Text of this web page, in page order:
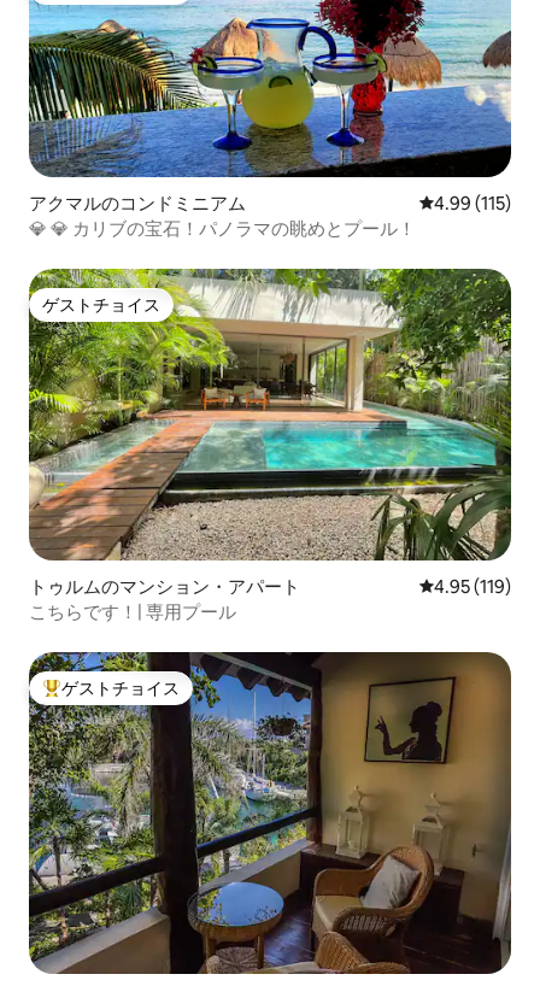
アクマルのコンドミニアム レビュー115
4.99 (115)
💎 💎 カリブの宝石！パノラマの眺めとプール！
ゲストチョイス
ゲストチョイス
トゥルムのマンション・アパート レビュー119
4.95 (119)
こちらです！| 専用プール
大好評のゲストチョイスです。
ゲストチョイス